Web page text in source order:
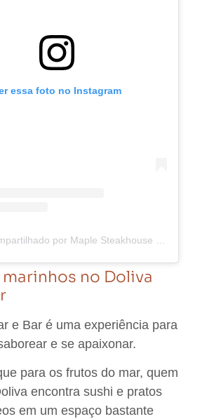
essa foto no Instagram
no Doliva
e Bar é uma experiência para
e se apaixonar.
para os frutos do mar, quem
encontra sushi e pratos
em um espaço bastante